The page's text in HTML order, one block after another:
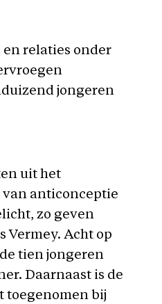
en relaties onder
jongeren
uit het
van anticonceptie
zo geven
Vermey. Acht op
tien jongeren
Daarnaast is de
toegenomen bij